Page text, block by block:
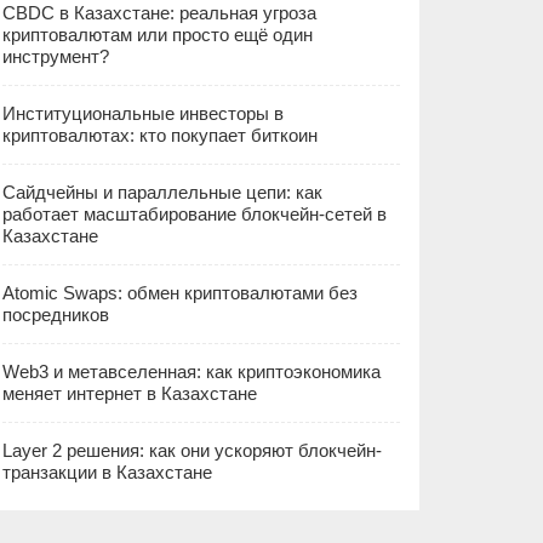
CBDC в Казахстане: реальная угроза
криптовалютам или просто ещё один
инструмент?
Институциональные инвесторы в
криптовалютах: кто покупает биткоин
Сайдчейны и параллельные цепи: как
работает масштабирование блокчейн-сетей в
Казахстане
Atomic Swaps: обмен криптовалютами без
посредников
Web3 и метавселенная: как криптоэкономика
меняет интернет в Казахстане
Layer 2 решения: как они ускоряют блокчейн-
транзакции в Казахстане